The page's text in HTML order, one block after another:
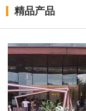
精品产品